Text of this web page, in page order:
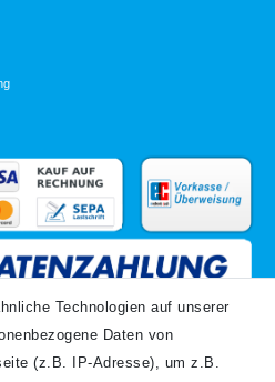
Technologien auf unserer
Daten von
(z.B. IP-Adresse), um z.B.